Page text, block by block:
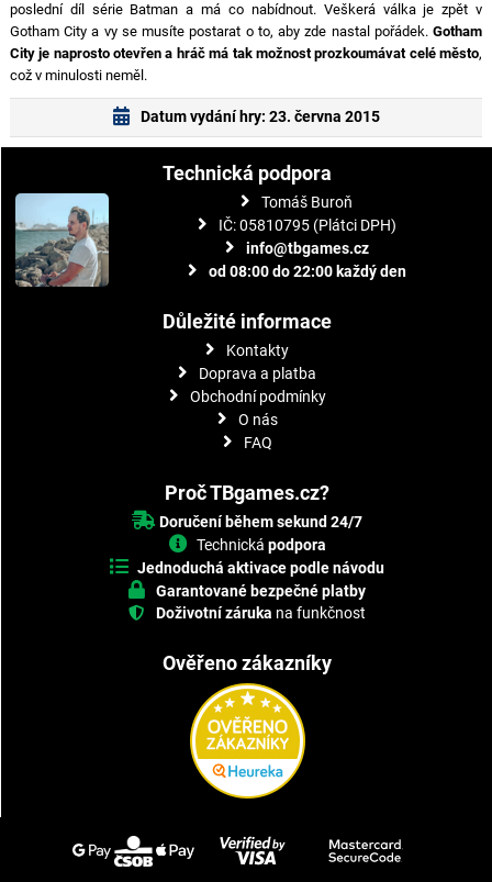
poslední díl série Batman a má co nabídnout. Veškerá válka je zpět v
Gotham City a vy se musíte postarat o to, aby zde nastal pořádek.Gotham
City je naprosto otevřen a hráč má tak možnost prozkoumávat celé město,
což v minulosti neměl.
Datum vydání hry: 23. června 2015
Technická podpora
Tomáš Buroň
IČ: 05810795 (Plátci DPH)
info@tbgames.cz
od 08:00 do 22:00 každý den
Důležité informace
Kontakty
Doprava a platba
Obchodní podmínky
O nás
FAQ
Proč TBgames.cz?
Doručení během sekund 24/7
Technická podpora
Jednoduchá aktivace podle návodu
Garantované bezpečné platby
Doživotní záruka na funkčnost
Ověřeno zákazníky